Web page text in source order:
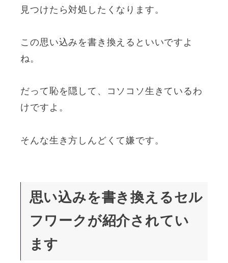
見つけたら対処したくなります。
この思い込みを書き換えるといいですよ
ね。
だって恥を隠して、コソコソ生きているわ
けですよ。
そんな生き方しんどくて嫌です。
思い込みを書き換えるセル
フワークが紹介されてい
ます